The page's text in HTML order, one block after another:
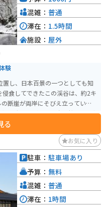
験
し、日本百景の一つとしても知
食してできたこの渓谷は、約2キ
断崖が両岸にそびえ立っていま
る舟下りがあり、春の桜、夏の新
ができます。 猊鼻渓は国
頭が唄う「げいびうた」を聞き
渓谷の美しさを間近で感じるこ
あり、岩手県の南部に位置する
験は1800円で約90分になりま
歌ってくれます。
る
混雑： 普通
滞在： 1.5時間
施設： 屋外
お気に入り
駐車： 駐車場あり
予算： 無料
混雑： 普通
滞在： 1時間